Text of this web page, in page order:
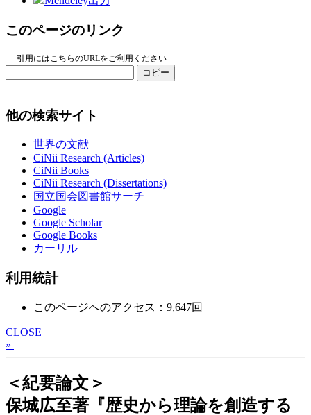
このページのリンク
引用にはこちらのURLをご利用ください
コピー
他の検索サイト
世界の文献
CiNii Research (Articles)
CiNii Books
CiNii Research (Dissertations)
国立国会図書館サーチ
Google
Google Scholar
Google Books
カーリル
利用統計
このページへのアクセス：9,647回
CLOSE
»
＜紀要論文＞
保城広至著『歴史から理論を創造する